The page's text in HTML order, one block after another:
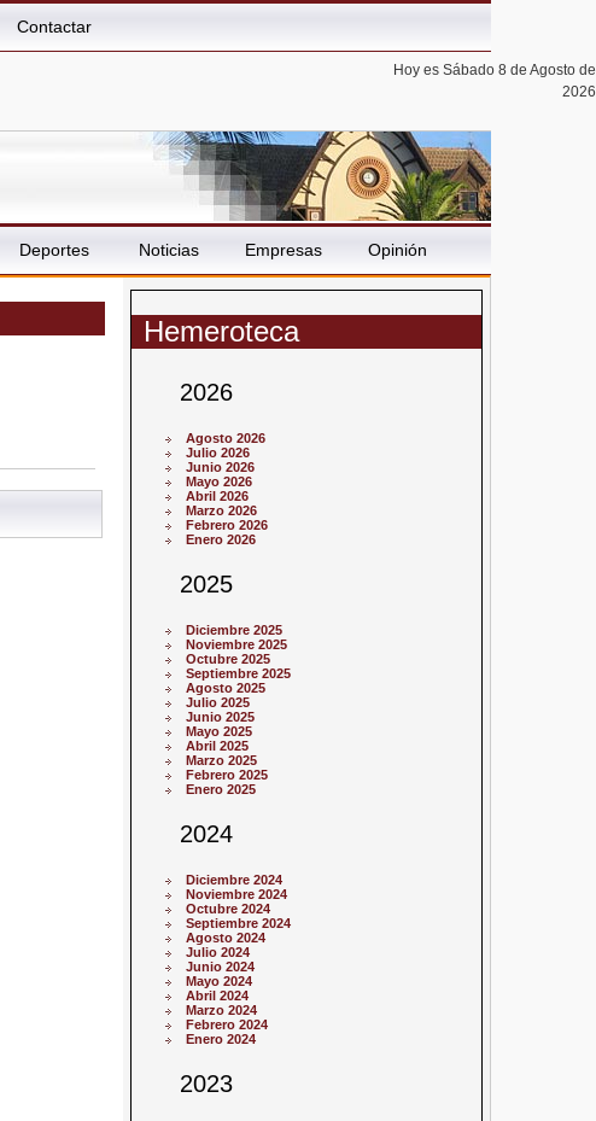
Contactar
Hoy es Sábado 8 de Agosto de
2026
Deportes Noticias Empresas Opinión
Hemeroteca
2026
Agosto 2026
Julio 2026
Junio 2026
Mayo 2026
Abril 2026
Marzo 2026
Febrero 2026
Enero 2026
2025
Diciembre 2025
Noviembre 2025
Octubre 2025
Septiembre 2025
Agosto 2025
Julio 2025
Junio 2025
Mayo 2025
Abril 2025
Marzo 2025
Febrero 2025
Enero 2025
2024
Diciembre 2024
Noviembre 2024
Octubre 2024
Septiembre 2024
Agosto 2024
Julio 2024
Junio 2024
Mayo 2024
Abril 2024
Marzo 2024
Febrero 2024
Enero 2024
2023